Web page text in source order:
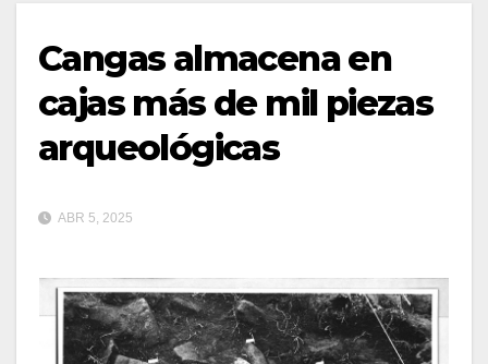
Cangas almacena en
cajas más de mil piezas
arqueológicas
ABR 5, 2025